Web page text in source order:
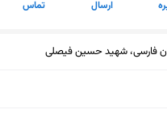
ارسال تماس
فارسی، شهید حسین فیصلی